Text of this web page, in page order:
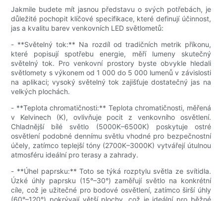
Jakmile budete mít jasnou představu o svých potřebách, je
důležité pochopit klíčové specifikace, které definují účinnost,
jas a kvalitu barev venkovních LED světlometů:
- **Světelný tok:** Na rozdíl od tradičních metrik příkonu,
které popisují spotřebu energie, měří lumeny skutečný
světelný tok. Pro venkovní prostory byste obvykle hledali
světlomety s výkonem od 1 000 do 5 000 lumenů v závislosti
na aplikaci; vysoký světelný tok zajišťuje dostatečný jas na
velkých plochách.
- **Teplota chromatičnosti:** Teplota chromatičnosti, měřená
v Kelvinech (K), ovlivňuje pocit z venkovního osvětlení.
Chladnější bílé světlo (5000K–6500K) poskytuje ostré
osvětlení podobné dennímu světlu vhodné pro bezpečnostní
účely, zatímco teplejší tóny (2700K–3000K) vytvářejí útulnou
atmosféru ideální pro terasy a zahrady.
- **Úhel paprsku:** Toto se týká rozptylu světla ze svítidla.
Úzké úhly paprsku (15°–30°) zaměřují světlo na konkrétní
cíle, což je užitečné pro bodové osvětlení, zatímco širší úhly
(60°–120°) pokrývají větší plochy, což je ideální pro běžné